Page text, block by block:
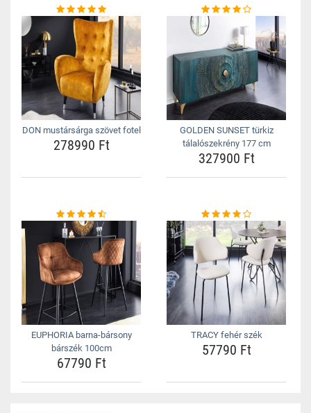
DON mustársárga szövet fotel
278990 Ft
GOLDEN SUNSET türkiz
tálalószekrény 177 cm
327900 Ft
EUPHORIA barna-bársony
bárszék 100cm
67790 Ft
TRACY fehér szék
57790 Ft